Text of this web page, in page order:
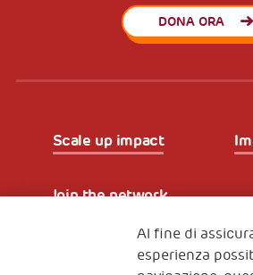
DONA ORA
Scale up impact
Join the network
Iscriviti alla newsletter
Al fine di
esperienza